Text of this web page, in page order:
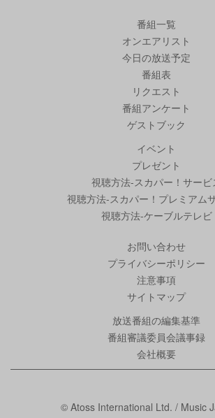
番組一覧
オンエアリスト
今日の放送予定
番組表
リクエスト
番組アンケート
ゲストブック
イベント
プレゼント
視聴方法-スカパー！サービ
視聴方法-スカパー！プレミアム
視聴方法-ケーブルテレビ
お問い合わせ
プライバシーポリシー
注意事項
サイトマップ
放送番組の編集基準
番組審議委員会議事録
会社概要
© Atoss International Ltd. / Music